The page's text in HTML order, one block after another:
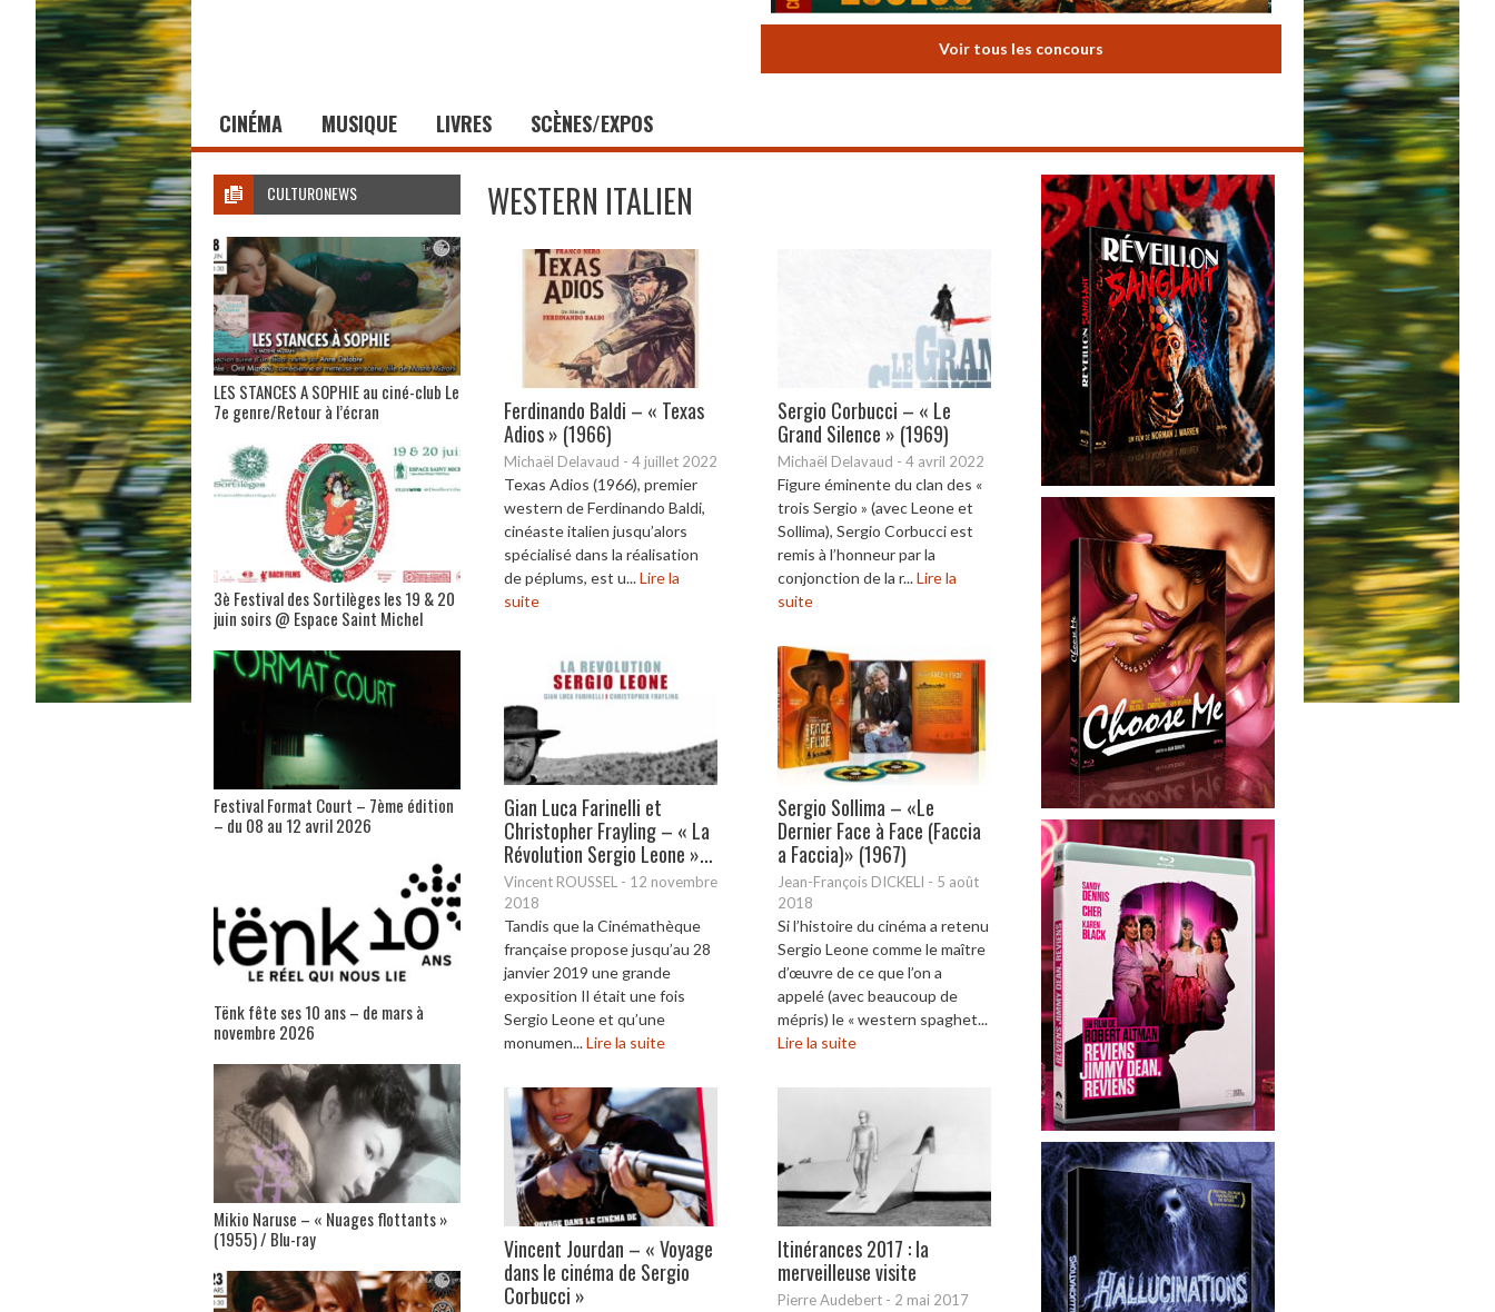
Voir tous les concours
CINÉMA MUSIQUE LIVRES SCÈNES/EXPOS
WESTERN ITALIEN
Ferdinando Baldi – « Texas
Adios » (1966)
Michaël Delavaud - 4 juillet 2022
Texas Adios (1966), premier
western de Ferdinando Baldi,
cinéaste italien jusqu’alors
spécialisé dans la réalisation
de péplums, est u...Lire la
suite
Sergio Corbucci – « Le
Grand Silence » (1969)
Michaël Delavaud - 4 avril 2022
Figure éminente du clan des «
trois Sergio » (avec Leone et
Sollima), Sergio Corbucci est
remis à l’honneur par la
conjonction de la r...Lire la
suite
Gian Luca Farinelli et
Christopher Frayling – « La
Révolution Sergio Leone »...
Vincent ROUSSEL - 12 novembre
2018
Tandis que la Cinémathèque
française propose jusqu’au 28
janvier 2019 une grande
exposition Il était une fois
Sergio Leone et qu’une
monumen...Lire la suite
Sergio Sollima – «Le
Dernier Face à Face (Faccia
a Faccia)» (1967)
Jean-François DICKELI - 5 août
2018
Si l’histoire du cinéma a retenu
Sergio Leone comme le maître
d’œuvre de ce que l’on a
appelé (avec beaucoup de
mépris) le « western spaghet...
Lire la suite
Vincent Jourdan – « Voyage
dans le cinéma de Sergio
Corbucci »
Itinérances 2017 : la
merveilleuse visite
Pierre Audebert - 2 mai 2017
CULTURONEWS
LES STANCES A SOPHIE au ciné-club Le
7e genre/Retour à l’écran
3è Festival des Sortilèges les 19 & 20
juin soirs @ Espace Saint Michel
Festival Format Court – 7ème édition
– du 08 au 12 avril 2026
Tënk fête ses 10 ans – de mars à
novembre 2026
Mikio Naruse – « Nuages flottants »
(1955) / Blu-ray